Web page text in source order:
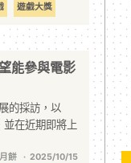
遊戲大獎
能參與電影
的採訪，以
並在近期即將上
餅
2025/10/15